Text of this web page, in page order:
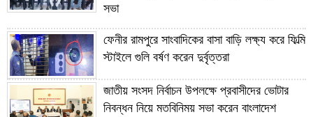
সভা
ফেনীর রামপুরে সাংবাদিকের বাসা বাড়ি লক্ষ্য করে ফিল্মি
স্টাইলে গুলি বর্ষণ করেন দুর্বৃত্তরা
জাতীয় সংসদ নির্বাচন উপলক্ষে প্রবাসীদের ভোটার
নিবন্ধন নিয়ে মতবিনিময় সভা করেন বাংলাদেশ